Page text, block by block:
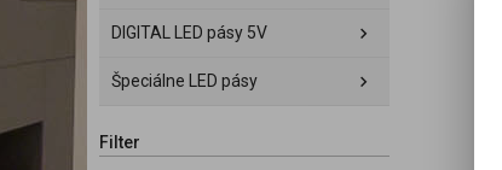
DIGITAL LED pásy 5V
Špeciálne LED pásy
Filter